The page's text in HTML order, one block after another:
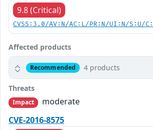
9.8 (Critical)
CVSS:3.0/AV:N/AC:L/PR:N/UI:N/S:U/
Affected products
Recommended 4 products
Threats
Impact
moderate
CVE-2016-8575